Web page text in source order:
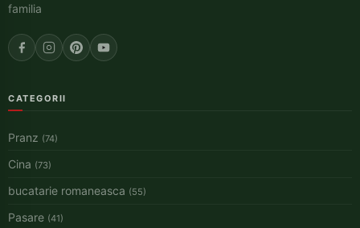
familia
CATEGORII
Pranz (74)
Cina (73)
bucatarie romaneasca (55)
Pasare (41)